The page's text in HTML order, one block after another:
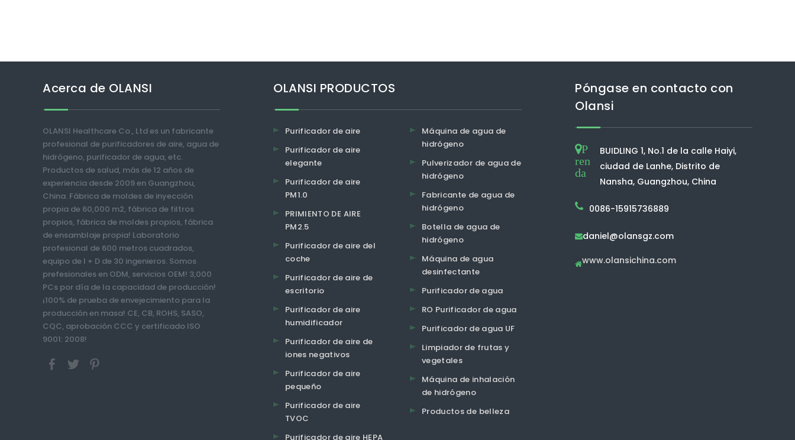
Acerca de OLANSI
OLANSI Healthcare Co., Ltd es un fabricante
profesional de purificadores de aire, agua de
hidrógeno, purificador de agua, etc.
Productos de salud, más de 12 años de
experiencia desde 2009 en Guangzhou,
China. Fábrica de moldes de inyección
propia de 60,000 m2, fábrica de filtros
propios, fábrica de moldes propios, fábrica
de ensamblaje propia! Laboratorio
profesional de 600 metros cuadrados,
equipo de I + D de 30 ingenieros. Somos
prefesionales en ODM, servicios OEM! 3,000
PCs por día de la capacidad de producción!
¡100% de prueba de envejecimiento para la
producción en masa! CE, CB, ROHS, SASO,
CQC, aprobación CCC y certificado ISO
9001: 2008!
OLANSI PRODUCTOS
Purificador de aire
Purificador de aire
elegante
Purificador de aire
PM1.0
PRIMIENTO DE AIRE
PM2.5
Purificador de aire del
coche
Purificador de aire de
escritorio
Purificador de aire
humidificador
Purificador de aire de
iones negativos
Purificador de aire
pequeño
Purificador de aire
TVOC
Purificador de aire HEPA
Máquina de agua de
hidrógeno
Pulverizador de agua de
hidrógeno
Fabricante de agua de
hidrógeno
Botella de agua de
hidrógeno
Máquina de agua
desinfectante
Purificador de agua
RO Purificador de agua
Purificador de agua UF
Limpiador de frutas y
vegetales
Máquina de inhalación
de hidrógeno
Productos de belleza
Póngase en contacto con
Olansi
P
ren
da
BUIDLING 1, No.1 de la calle Haiyi,
ciudad de Lanhe, Distrito de
Nansha, Guangzhou, China
0086-15915736889
daniel@olansgz.com
www.olansichina.com